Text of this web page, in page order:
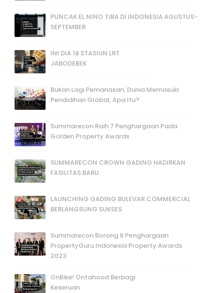
PUNCAK EL NINO TIBA DI INDONESIA AGUSTUS-
SEPTEMBER
INI DIA 18 STASIUN LRT
JABODEBEK
Bukan Lagi Pemanasan, Dunia Memasuki
Pendidihan Global, Apa Itu?
Summarecon Raih 7 Penghargaan Pada
Golden Property Awards
SUMMARECON CROWN GADING HADIRKAN
FASILITAS BARU
LAUNCHING GADING BULEVAR COMMERCIAL
BERLANGSUNG SUKSES
Summarecon Borong 8 Penghargaan
PropertyGuru Indonesia Property Awards
2023
OnBike! Ontahood Berbagi
Keseruan